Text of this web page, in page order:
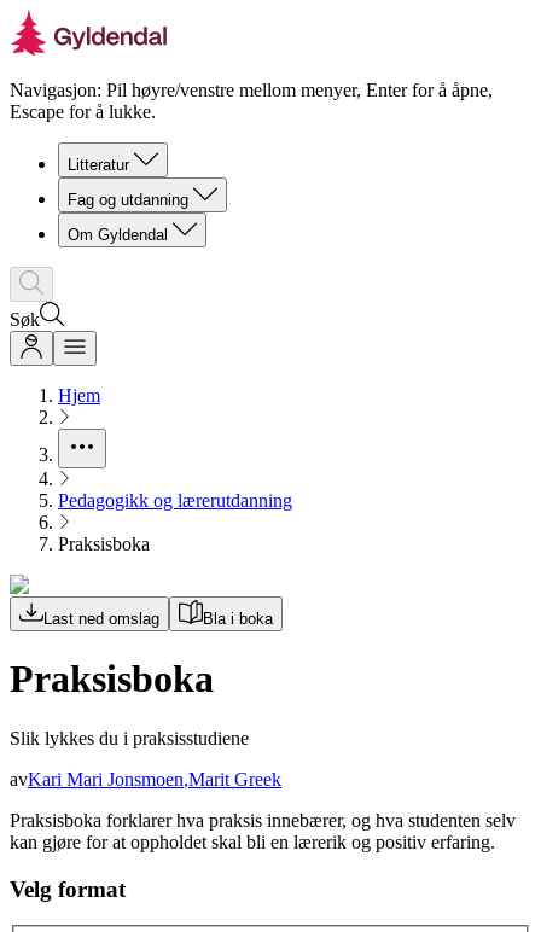
Navigasjon: Pil høyre/venstre mellom menyer, Enter for å åpne,
Escape for å lukke.
Litteratur
Fag og utdanning
Om Gyldendal
Søk
Hjem
Pedagogikk og lærerutdanning
Praksisboka
Last ned omslag Bla i boka
Praksisboka
Slik lykkes du i praksisstudiene
avKari Mari Jonsmoen,Marit Greek
Praksisboka forklarer hva praksis innebærer, og hva studenten selv
kan gjøre for at oppholdet skal bli en lærerik og positiv erfaring.
Velg format